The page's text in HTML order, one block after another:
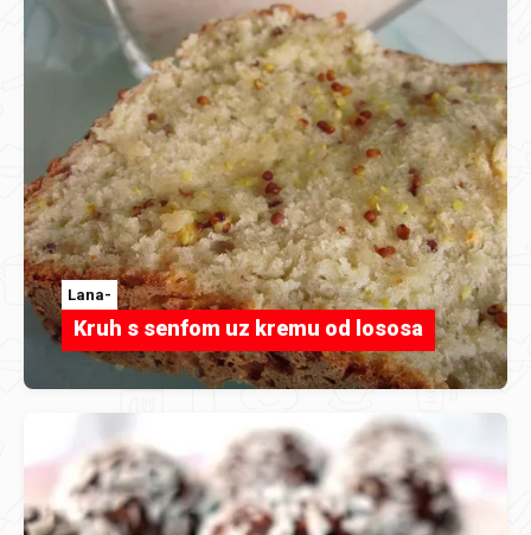
Lana-
Kruh s senfom uz kremu od lososa